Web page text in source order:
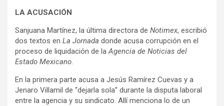
LA ACUSACIÓN
Sanjuana Martínez, la última directora de Notimex, escribió
dos textos en La Jornada donde acusa corrupción en el
proceso de liquidación de laAgencia de Noticias del
Estado Mexicano.
En la primera parte acusa a Jesús Ramírez Cuevas y a
Jenaro Villamil de “dejarla sola” durante la disputa laboral
entre la agencia y su sindicato. Allí menciona lo de un